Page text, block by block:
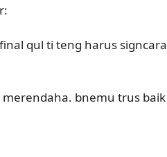
qul ti teng harus signcara
merendaha. bnemu trus baik